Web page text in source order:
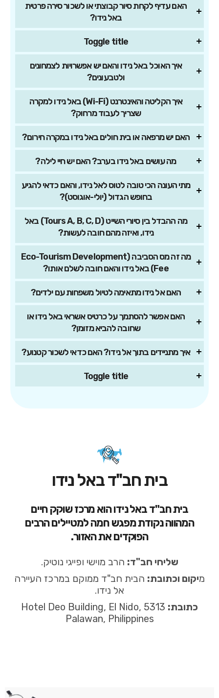
האם עדיף לקחת סיור קבוצתי או לשכור סירה פרטית
באל נידו?
Toggle title
איך האוכל באל נידו והאם יש אפשרויות לצמחונים
ולטבעונים?
איך הקליטה והאינטרנט (Wi-Fi) באל נידו למקרה
שצריך לעבוד מרחוק?
האם יש מרפאה או בית חולים באל נידו במקרה חירום?
מה עושים באל נידו בערב? האם יש חיי לילה?
מתי העונה הכי טובה לטוס לאל נידו, והאם כדאי להגיע
בחופש הגדול (יולי-אוגוסט)?
מה ההבדל בין סיורי השייט (Tours A, B, C, D) באל
נידו, ואיזה מהם חובה לעשות?
מה זה מס הסביבה (Eco-Tourism Development
Fee) באל נידו והאם חובה לשלם אותו?
האם אל נידו מתאימה לטיול משפחות עם ילדים?
האם אפשר להסתמך על כרטיס אשראי באל נידו או
שחובה להביא מזומן?
איך מתניידים בתוך אל נידו? האם כדאי לשכור קטנוע?
Toggle title
בית חב''ד באל נידו
בית חב"ד באל נידו הוא מרכז שוקק חיים
המהווה נקודת מפגש חמה למטיילים הרבים
הפוקדים את האזור.
שליחי חב"ד: הרב מוישי ופייגי נוטיק.
מיקום וכתובת: הבית חב"ד ממוקם במרכז העיירה
אל נידו.
כתובת: Hotel Deo Building, El Nido, 5313
Palawan, Philippines